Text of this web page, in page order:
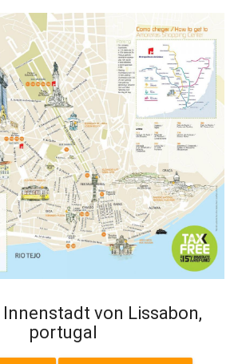
von Lissabon,
portugal